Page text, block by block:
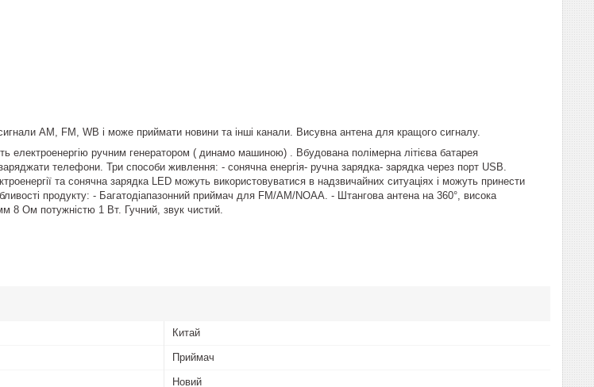
AM, FM, WB і може приймати новини та інші канали. Висувна антена для кращого сигналу.
електроенергію ручним генератором ( динамо машиною) . Вбудована полімерна літієва батарея
телефони. Три способи живлення: - сонячна енергія- ручна зарядка- зарядка через порт USB.
та сонячна зарядка LED можуть використовуватися в надзвичайних ситуаціях і можуть принести
продукту: - Багатодіапазонний приймач для FM/AM/NOAA. - Штангова антена на 360°, висока
8 Ом потужністю 1 Вт. Гучний, звук чистий.
Китай
Приймач
Новий